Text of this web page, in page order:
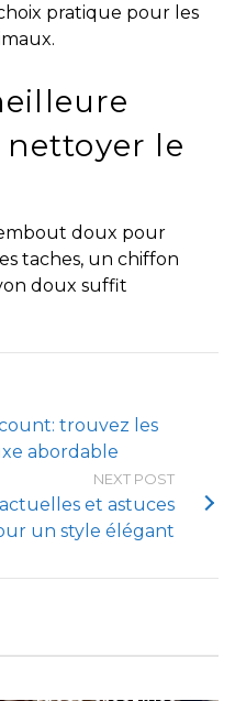
pratique pour les
le
doux pour
taches, un chiffon
doux suffit
trouvez les
abordable
NEXT POST
et astuces
un style élégant